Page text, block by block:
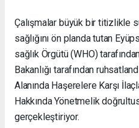
Çalışmalar büyük bir titizlikle
sağlığını ön planda tutan
sağlık Örgütü (WHO)
Bakanlığı tarafından
Alanında Haşerelere Karşı
Hakkında Yönetmelik
gerçekleştiriyor.